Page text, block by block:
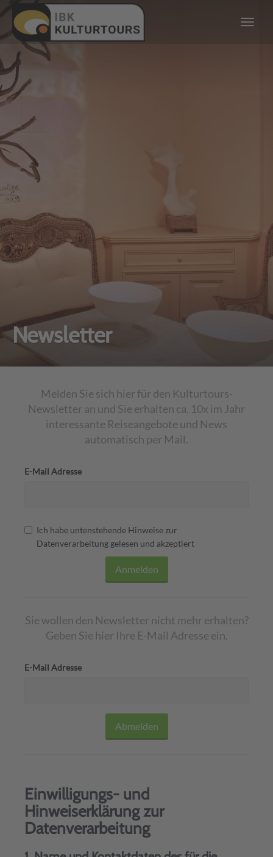
KULTURTOURS
Newsletter
Melden Sie sich hier für den Kulturtours-
Newsletter an und Sie erhalten ca. 10x im Jahr
interessante Reiseangebote und News
automatisch per Mail.
E-Mail Adresse
Ich habe untenstehende Hinweise zur
Datenverarbeitung gelesen und akzeptiert
Sie wollen den Newsletter nicht mehr erhalten?
Geben Sie hier Ihre E-Mail Adresse ein.
E-Mail Adresse
Einwilligungs- und
Hinweiserklärung zur
Datenverarbeitung